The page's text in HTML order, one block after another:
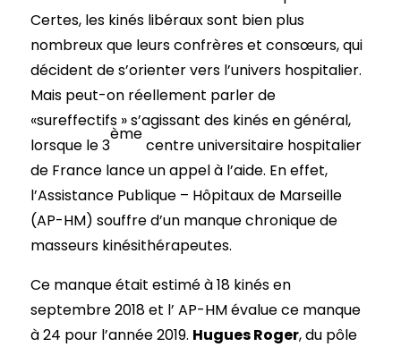
Certes, les kinés libéraux sont bien plus
nombreux que leurs confrères et consœurs, qui
décident de s’orienter vers l’univers hospitalier.
Mais peut-on réellement parler de
«sureffectifs » s’agissant des kinés en général,
lorsque le 3
ème
centre universitaire hospitalier
de France lance un appel à l’aide. En effet,
l’Assistance Publique – Hôpitaux de Marseille
(AP-HM) souffre d’un manque chronique de
masseurs kinésithérapeutes.
Ce manque était estimé à 18 kinés en
septembre 2018 et l’ AP-HM évalue ce manque
à 24 pour l’année 2019. Hugues Roger, du pôle